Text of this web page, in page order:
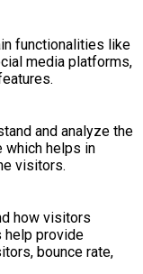
functionalities like
media platforms,
and analyze the
which helps in
visitors.
how visitors
help provide
bounce rate,